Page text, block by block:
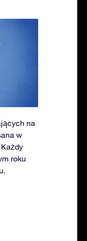
na
w
roku